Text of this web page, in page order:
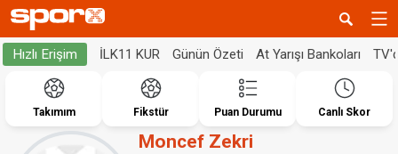
Hızlı Erişim İLK11 KUR Günün Özeti At Yarışı Bankoları
Takımım Fikstür Puan Durumu Canlı Skor
Moncef Zekri